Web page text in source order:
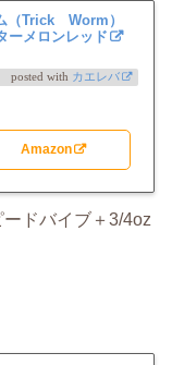
（Trick Worm）
メロンレッド
posted with カエレバ
Amazon
ドバイブ＋3/4oz